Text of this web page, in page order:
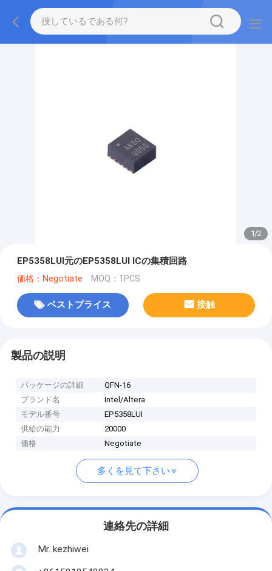
1/2
EP5358LUI元のEP5358LUI ICの集積回路
価格：Negotiate MOQ：1PCS
ベストプライス 接触
製品の説明
パッケージの詳細
QFN-16
ブランド名
Intel/Altera
モデル番号
EP5358LUI
供給の能力
20000
価格
Negotiate
多くを見て下さい
連絡先の詳細
Mr. kezhiwei